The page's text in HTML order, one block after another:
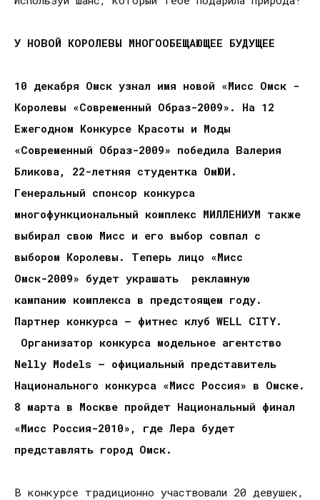
У НОВОЙ КОРОЛЕВЫ МНОГООБЕЩАЮЩЕЕ БУДУЩЕЕ
10 декабря Омск узнал имя новой «Мисс Омск -
Королевы «Современный Образ-2009». На 12
Ежегодном Конкурсе Красоты и Моды
«Современный Образ-2009» победила Валерия
Бликова, 22-летняя студентка ОмЮИ.
Генеральный спонсор конкурса
многофункциональный комплекс МИЛЛЕНИУМ также
выбирал свою Мисс и его выбор совпал с
выбором Королевы. Теперь лицо «Мисс
Омск-2009» будет украшать рекламную
кампанию комплекса в предстоящем году.
Партнер конкурса – фитнес клуб WELL CITY.
Организатор конкурса модельное агентство
Nelly Models – официальный представитель
Национального конкурса «Мисс Россия» в Омске.
8 марта в Москве пройдет Национальный финал
«Мисс Россия-2010», где Лера будет
представлять город Омск.
В конкурсе традиционно участвовали 20 девушек,